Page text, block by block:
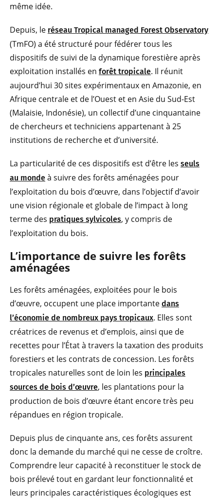
même idée.
Depuis, le réseau Tropical managed Forest Observatory
(TmFO) a été structuré pour fédérer tous les
dispositifs de suivi de la dynamique forestière après
exploitation installés en forêt tropicale. Il réunit
aujourd’hui 30 sites expérimentaux en Amazonie, en
Afrique centrale et de l’Ouest et en Asie du Sud-Est
(Malaisie, Indonésie), un collectif d’une cinquantaine
de chercheurs et techniciens appartenant à 25
institutions de recherche et d’université.
La particularité de ces dispositifs est d’être les seuls
au monde à suivre des forêts aménagées pour
l’exploitation du bois d’œuvre, dans l’objectif d’avoir
une vision régionale et globale de l’impact à long
terme des pratiques sylvicoles, y compris de
l’exploitation du bois.
L’importance de suivre les forêts
aménagées
Les forêts aménagées, exploitées pour le bois
d’œuvre, occupent une place importante dans
l’économie de nombreux pays tropicaux. Elles sont
créatrices de revenus et d’emplois, ainsi que de
recettes pour l’État à travers la taxation des produits
forestiers et les contrats de concession. Les forêts
tropicales naturelles sont de loin les principales
sources de bois d’œuvre, les plantations pour la
production de bois d’œuvre étant encore très peu
répandues en région tropicale.
Depuis plus de cinquante ans, ces forêts assurent
donc la demande du marché qui ne cesse de croître.
Comprendre leur capacité à reconstituer le stock de
bois prélevé tout en gardant leur fonctionnalité et
leurs principales caractéristiques écologiques est